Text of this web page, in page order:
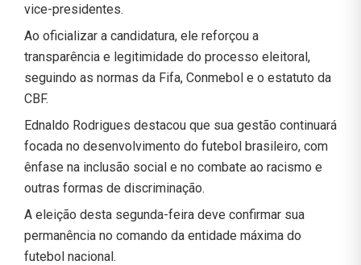
vice-presidentes.
Ao oficializar a candidatura, ele reforçou a
transparência e legitimidade do processo eleitoral,
seguindo as normas da Fifa, Conmebol e o estatuto da
CBF.
Ednaldo Rodrigues destacou que sua gestão continuará
focada no desenvolvimento do futebol brasileiro, com
ênfase na inclusão social e no combate ao racismo e
outras formas de discriminação.
A eleição desta segunda-feira deve confirmar sua
permanência no comando da entidade máxima do
futebol nacional.